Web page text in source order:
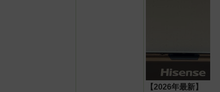
【2026年最新】